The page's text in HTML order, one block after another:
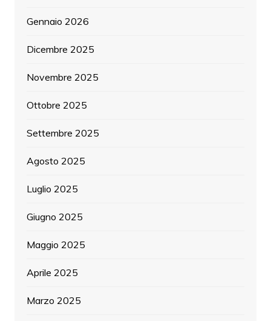
Gennaio 2026
Dicembre 2025
Novembre 2025
Ottobre 2025
Settembre 2025
Agosto 2025
Luglio 2025
Giugno 2025
Maggio 2025
Aprile 2025
Marzo 2025